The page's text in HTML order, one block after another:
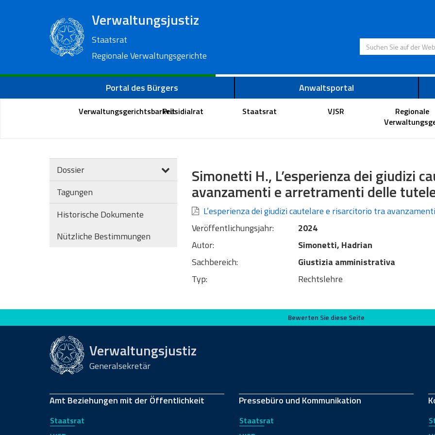
Verwaltungsjustiz
Staatsrat
Regionale Verwaltungsgerichte
Suchen Sie auf der
Portal des Bürgers Anwaltsportal
VerwaltungsgerichtsbarkeitPräsidialrat Staatsrat VJSR
Regionale
Dossier
Tagungen
Historische Dokumente
Nützliche Bestimmungen
Simonetti H., L’esperienza dei giudizi
avanzamenti e arretramenti delle
L’esperienza dei giudizi cautelare e risarcitorio tra
Veröffentlichungsjahr:
2024
Autor:
Simonetti, Hadrian
Sachbereich:
Giustizia amministrativa
Typ:
Rechtslehre
Bewerten Sie diese Seite Bewerten Sie diese Seite
Verwaltungsjustiz
Generalsekretär
Amt Beziehungen mit der Öffentlichkeit
Staatsrat
Pressebüro und Kommunikation
Staatsrat